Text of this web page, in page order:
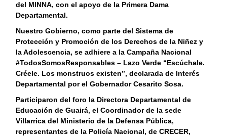
del MINNA, con el apoyo de la Primera Dama
Departamental.
Nuestro Gobierno, como parte del Sistema de
Protección y Promoción de los Derechos de la Niñez y
la Adolescencia, se adhiere a la Campaña Nacional
#TodosSomosResponsables – Lazo Verde “Escúchale.
Créele. Los monstruos existen”, declarada de Interés
Departamental por el Gobernador Cesarito Sosa.
Participaron del foro la Directora Departamental de
Educación de Guairá, el Coordinador de la sede
Villarrica del Ministerio de la Defensa Pública,
representantes de la Policía Nacional, de CRECER,